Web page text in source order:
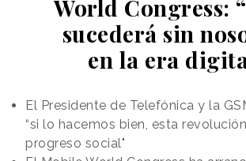
World Congress:
sucederá sin
en la era
El Presidente de Telefónica y la
“si lo hacemos bien, esta
progreso social"